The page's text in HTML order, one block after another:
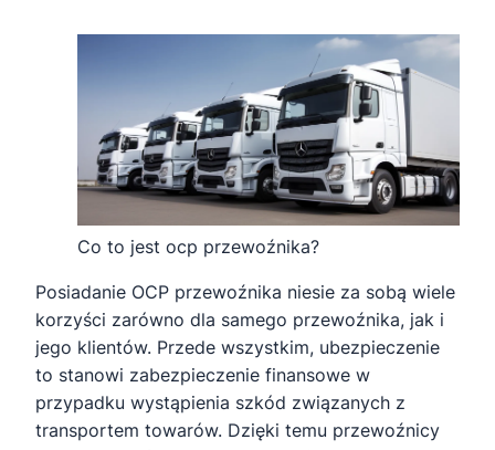
Co to jest ocp przewoźnika?
Posiadanie OCP przewoźnika niesie za sobą wiele
korzyści zarówno dla samego przewoźnika, jak i
jego klientów. Przede wszystkim, ubezpieczenie
to stanowi zabezpieczenie finansowe w
przypadku wystąpienia szkód związanych z
transportem towarów. Dzięki temu przewoźnicy